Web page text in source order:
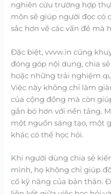
nghiên cứu trường hợp
môn sẽ giúp người đọc có
sắc hơn về các vấn đề mà
Đặc biệt, vvvw.in cũng
đóng góp nội dung, chia
hoặc những trải nghiệm
Việc này không chỉ làm
của cộng đồng mà còn
gắn bó hơn với nền tảng.
một nguồn sáng tạo, một
khác có thể học hỏi.
Khi người dùng chia sẻ
mình, họ không chỉ giúp
cố kỹ năng của bản thân.